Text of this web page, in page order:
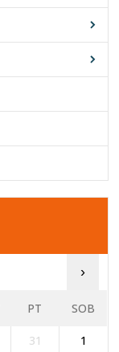
›
PT SOB
31
1